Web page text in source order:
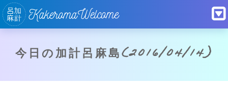
今日の加計呂麻島(2016/04/14)